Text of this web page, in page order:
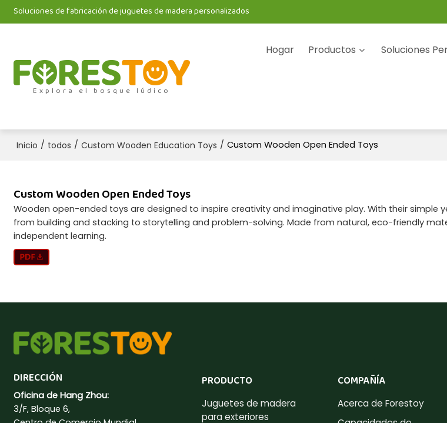
Soluciones de fabricación de juguetes de madera personalizados
Explora el bosque lúdico
Hogar Productos Soluciones
Inicio / todos / Custom Wooden Education Toys / Custom Wooden Open Ended Toys
Custom Wooden Open Ended Toys
Wooden open-ended toys are designed to inspire creativity and imaginative play. With their simple
from building and stacking to storytelling and problem-solving. Made from natural, eco-friendly
independent learning.
DIRECCIÓN
Oficina de Hang Zhou:
3/F, Bloque 6,
PRODUCTO
Juguetes de madera
para exteriores
COMPAÑÍA
Acerca de Forestoy